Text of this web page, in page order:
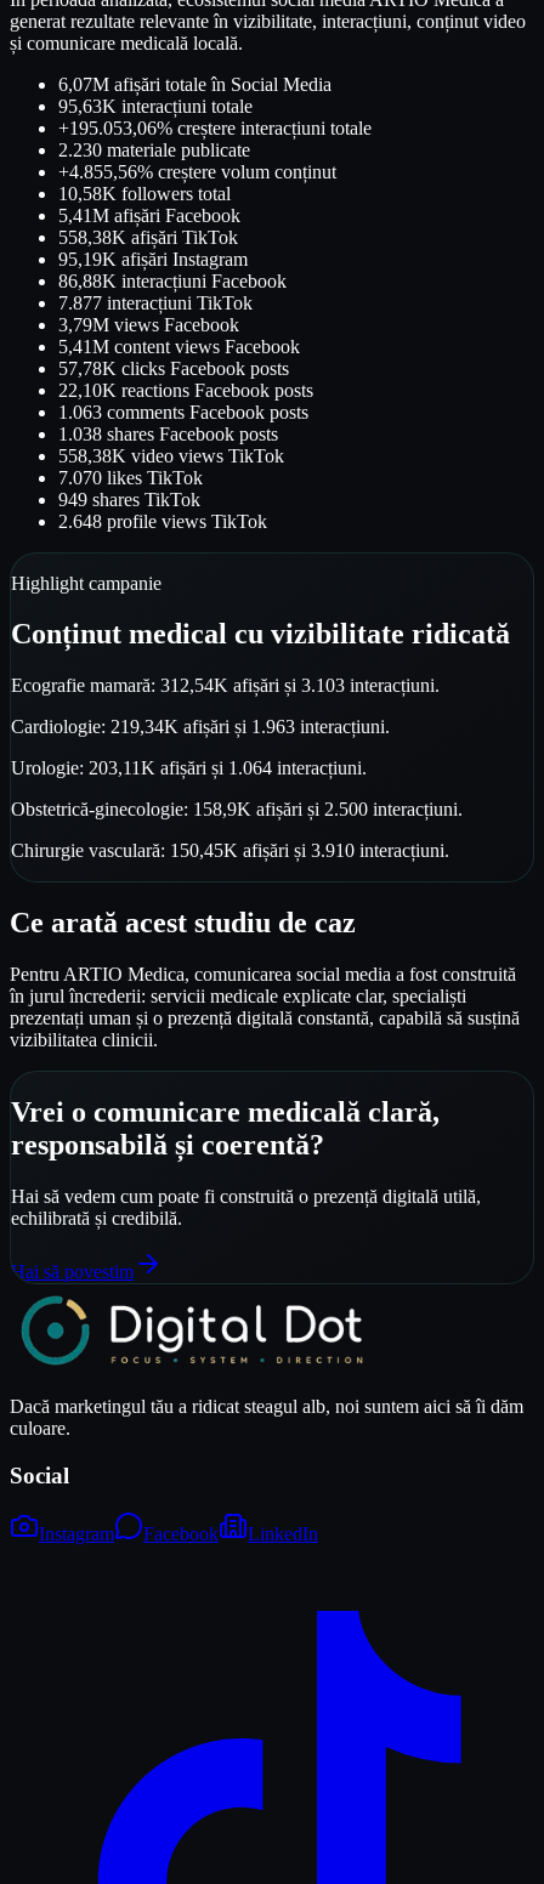
generat rezultate relevante în vizibilitate, interacțiuni, conținut video
și comunicare medicală locală.
6,07M afișări totale în Social Media
95,63K interacțiuni totale
+195.053,06% creștere interacțiuni totale
2.230 materiale publicate
+4.855,56% creștere volum conținut
10,58K followers total
5,41M afișări Facebook
558,38K afișări TikTok
95,19K afișări Instagram
86,88K interacțiuni Facebook
7.877 interacțiuni TikTok
3,79M views Facebook
5,41M content views Facebook
57,78K clicks Facebook posts
22,10K reactions Facebook posts
1.063 comments Facebook posts
1.038 shares Facebook posts
558,38K video views TikTok
7.070 likes TikTok
949 shares TikTok
2.648 profile views TikTok
Highlight campanie
Conținut medical cu vizibilitate ridicată
Ecografie mamară: 312,54K afișări și 3.103 interacțiuni.
Cardiologie: 219,34K afișări și 1.963 interacțiuni.
Urologie: 203,11K afișări și 1.064 interacțiuni.
Obstetrică-ginecologie: 158,9K afișări și 2.500 interacțiuni.
Chirurgie vasculară: 150,45K afișări și 3.910 interacțiuni.
Ce arată acest studiu de caz
Pentru ARTIO Medica, comunicarea social media a fost construită
în jurul încrederii: servicii medicale explicate clar, specialiști
prezentați uman și o prezență digitală constantă, capabilă să susțină
vizibilitatea clinicii.
Vrei o comunicare medicală clară,
responsabilă și coerentă?
Hai să vedem cum poate fi construită o prezență digitală utilă,
echilibrată și credibilă.
Hai să povestim
Dacă marketingul tău a ridicat steagul alb, noi suntem aici să îi dăm
culoare.
Social
Instagram Facebook LinkedIn